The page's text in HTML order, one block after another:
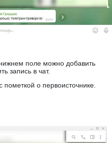
поле можно добавить
запись в чат.
о первоисточнике.